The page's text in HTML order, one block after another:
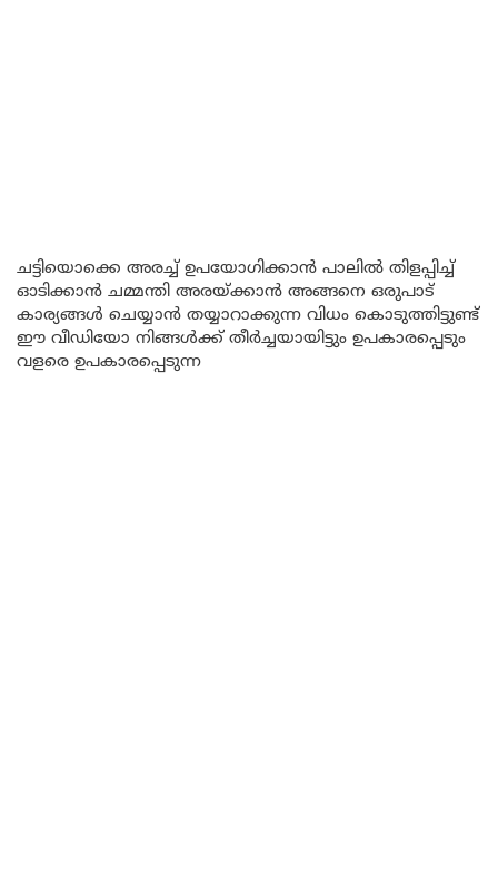
ചട്ടിയൊക്കെ അരച്ച് ഉപയോഗിക്കാൻ പാലിൽ തിളപ്പിച്ച്
ഓടിക്കാൻ ചമ്മന്തി അരയ്ക്കാൻ അങ്ങനെ ഒരുപാട്
കാര്യങ്ങൾ ചെയ്യാൻ തയ്യാറാക്കുന്ന വിധം കൊടുത്തിട്ടുണ്ട്
ഈ വീഡിയോ നിങ്ങൾക്ക് തീർച്ചയായിട്ടും ഉപകാരപ്പെടും
വളരെ ഉപകാരപ്പെടുന്ന